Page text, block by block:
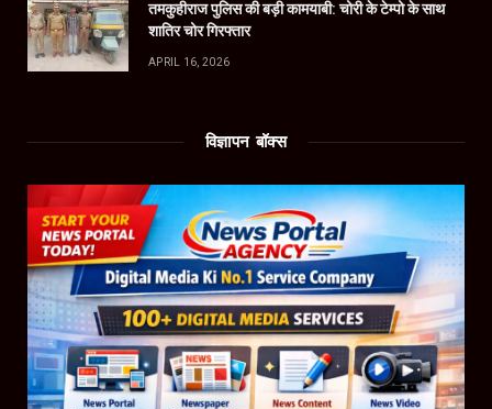
तमकुहीराज पुलिस की बड़ी कामयाबी: चोरी के टेम्पो के साथ
शातिर चोर गिरफ्तार
APRIL 16, 2026
विज्ञापन बॉक्स